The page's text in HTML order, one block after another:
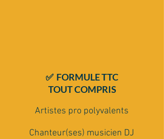
✅ FORMULE TTC
TOUT COMPRIS
Artistes pro polyvalents
Chanteur(ses) musicien DJ